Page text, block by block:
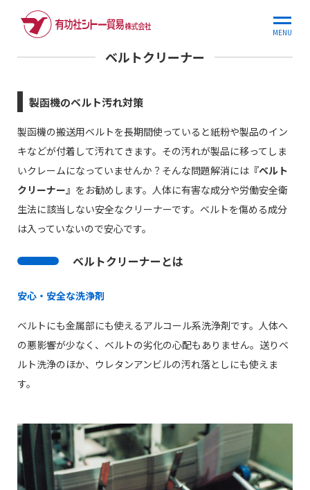
MENU
ホーム商品情報 ベルトクリーナー
ベルトクリーナー
製函機のベルト汚れ対策
製函機の搬送用ベルトを長期間使っていると紙粉や製品のイン
キなどが付着して汚れてきます。その汚れが製品に移ってしま
いクレームになっていませんか？そんな問題解消には 『ベルト
クリーナー』 をお勧めします。人体に有害な成分や労働安全衛
生法に該当しない安全なクリーナーです。ベルトを傷める成分
は入っていないので安心です。
ベルトクリーナーとは
安心・安全な洗浄剤
ベルトにも金属部にも使えるアルコール系洗浄剤です。人体へ
の悪影響が少なく、ベルトの劣化の心配もありません。送りベ
ルト洗浄のほか、ウレタンアンビルの汚れ落としにも使えま
す。